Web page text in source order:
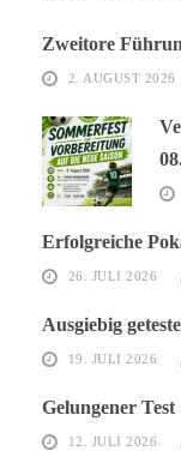
Zweitore
2. AUGUST 2026
Erfolgreiche
26. JULI 2026
Ausgiebig
19. JULI 2026
Gelungener Test
12. JULI 2026